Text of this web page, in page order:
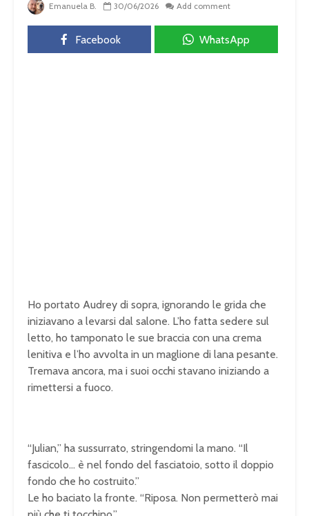
Emanuela B. 30/06/2026 Add comment
Facebook WhatsApp
Ho portato Audrey di sopra, ignorando le grida che
iniziavano a levarsi dal salone. L’ho fatta sedere sul
letto, ho tamponato le sue braccia con una crema
lenitiva e l’ho avvolta in un maglione di lana pesante.
Tremava ancora, ma i suoi occhi stavano iniziando a
rimettersi a fuoco.
“Julian,” ha sussurrato, stringendomi la mano. “Il
fascicolo… è nel fondo del fasciatoio, sotto il doppio
fondo che ho costruito.”
Le ho baciato la fronte. “Riposa. Non permetterò mai